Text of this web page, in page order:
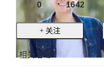
0
文章
1642
经验值
+ 关注
相关活动